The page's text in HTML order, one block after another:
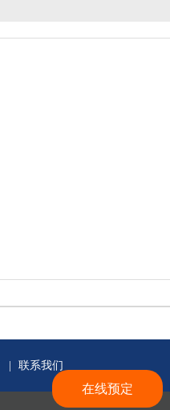
在线预定
联系我们